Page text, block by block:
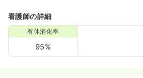
看護師の詳細
有休消化率
95%